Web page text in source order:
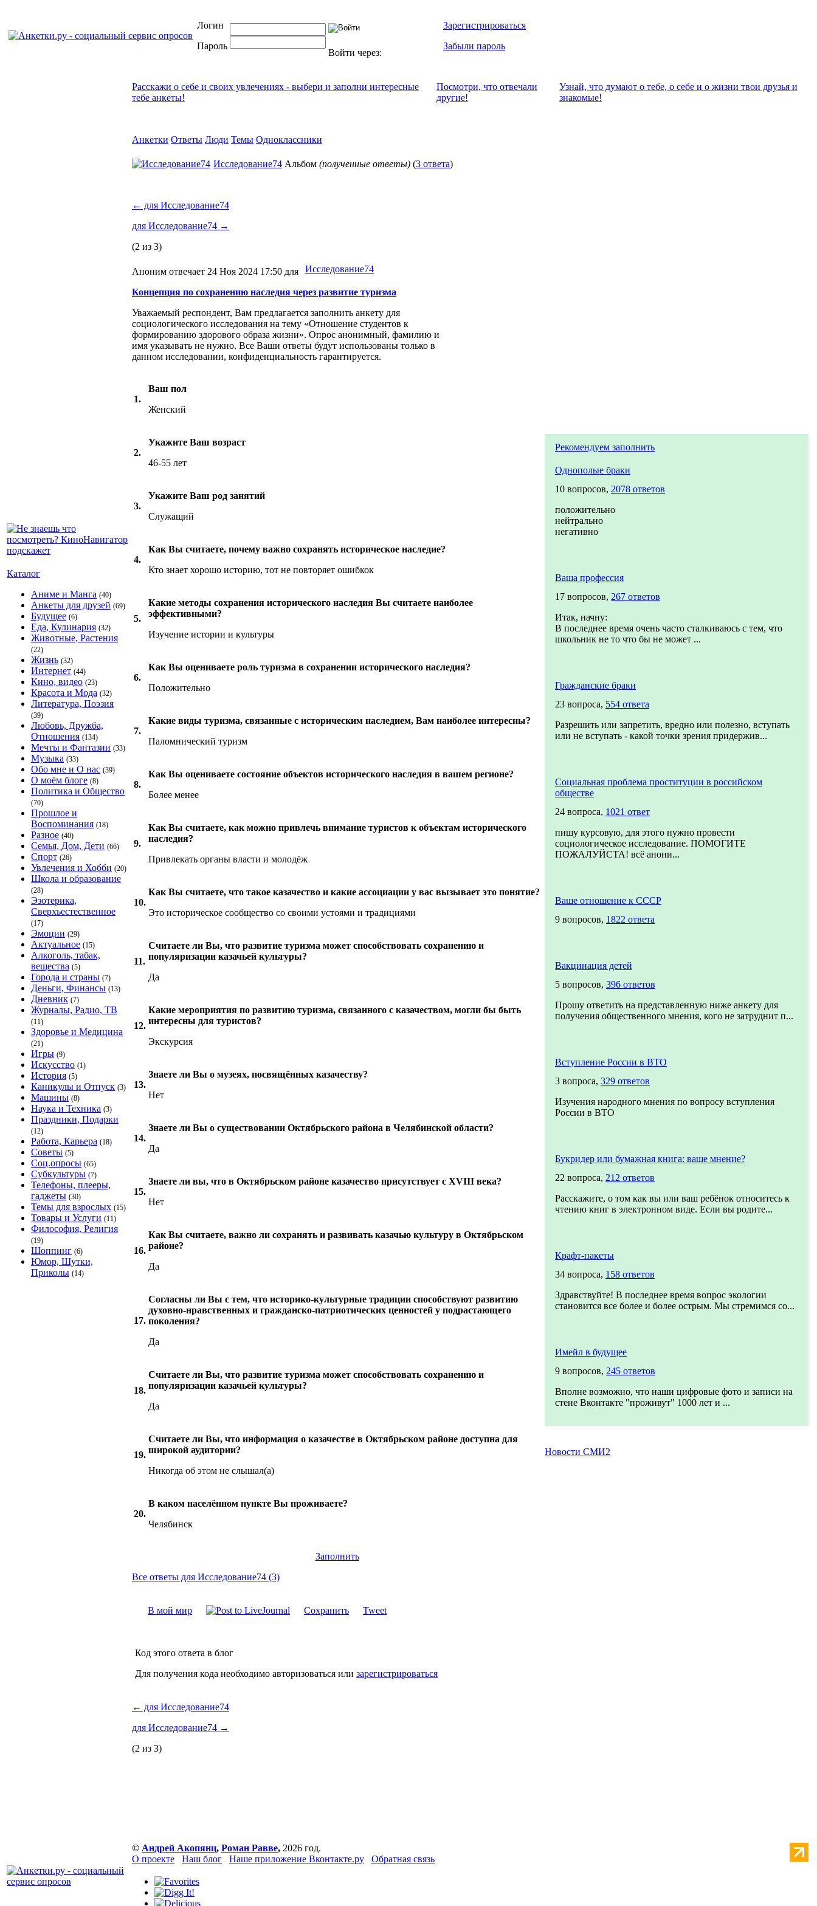
Логин
Пароль
Войти через:
Зарегистрироваться
Забыли пароль
Каталог
Аниме и Манга (40)
Анкеты для друзей (69)
Будущее (6)
Еда, Кулинария (32)
Животные, Растения
(22)
Жизнь (32)
Интернет (44)
Кино, видео (23)
Красота и Мода (32)
Литература, Поэзия
(39)
Любовь, Дружба,
Отношения (134)
Мечты и Фантазии (33)
Музыка (33)
Обо мне и О нас (39)
О моём блоге (8)
Политика и Общество
(70)
Прошлое и
Воспоминания (18)
Разное (40)
Семья, Дом, Дети (66)
Спорт (26)
Увлечения и Хобби (20)
Школа и образование
(28)
Эзотерика,
Сверхъестественное
(17)
Эмоции (29)
Актуальное (15)
Алкоголь, табак,
вещества (5)
Города и страны (7)
Деньги, Финансы (13)
Дневник (7)
Журналы, Радио, ТВ
(11)
Здоровье и Медицина
(21)
Игры (9)
Искусство (1)
История (5)
Каникулы и Отпуск (3)
Машины (8)
Наука и Техника (3)
Праздники, Подарки
(12)
Работа, Карьера (18)
Советы (5)
Соц.опросы (65)
Субкультуры (7)
Телефоны, плееры,
гаджеты (30)
Темы для взрослых (15)
Товары и Услуги (11)
Философия, Религия
(19)
Шоппинг (6)
Юмор, Шутки,
Приколы (14)
Расскажи о себе и своих увлечениях - выбери и заполни интересные
тебе анкеты!
Посмотри, что отвeчали
другие!
Узнай, что думают о тебе, о себе и о жизни твои друзья и
знакомые!
Анкетки Ответы Люди Темы Одноклассники
Исследование74 Альбом (полученные ответы) (3 ответа)
← для Исследование74
для Исследование74 →
(2 из 3)
Аноним отвечает 24 Ноя 2024 17:50 для Исследование74
Концепция по сохранению наследия через развитие туризма
Уважаемый респондент, Вам предлагается заполнить анкету для
социологического исследования на тему «Отношение студентов к
формированию здорового образа жизни». Опрос анонимный, фамилию и
имя указывать не нужно. Все Ваши ответы будут использованы только в
данном исследовании, конфиденциальность гарантируется.
1.
Ваш пол
Женский
2.
Укажите Ваш возраст
46-55 лет
3.
Укажите Ваш род занятий
Служащий
4.
Как Вы считаете, почему важно сохранять историческое наследие?
Кто знает хорошо историю, тот не повторяет ошибкок
5.
Какие методы сохранения исторического наследия Вы считаете наиболее
эффективными?
Изучение истории и культуры
6.
Как Вы оцениваете роль туризма в сохранении исторического наследия?
Положительно
7.
Какие виды туризма, связанные с историческим наследием, Вам наиболее интересны?
Паломнический туризм
8.
Как Вы оцениваете состояние объектов исторического наследия в вашем регионе?
Более менее
9.
Как Вы считаете, как можно привлечь внимание туристов к объектам исторического
наследия?
Привлекать органы власти и молодёж
10.
Как Вы считаете, что такое казачество и какие ассоциации у вас вызывает это понятие?
Это историческое сообщество со своими устоями и традициями
11.
Считаете ли Вы, что развитие туризма может способствовать сохранению и
популяризации казачьей культуры?
Да
12.
Какие мероприятия по развитию туризма, связанного с казачеством, могли бы быть
интересны для туристов?
Экскурсия
13.
Знаете ли Вы о музеях, посвящённых казачеству?
Нет
14.
Знаете ли Вы о существовании Октябрьского района в Челябинской области?
Да
15.
Знаете ли вы, что в Октябрьском районе казачество присутствует с XVIII века?
Нет
16.
Как Вы считаете, важно ли сохранять и развивать казачью культуру в Октябрьском
районе?
Да
17.
Согласны ли Вы с тем, что историко-культурные традиции способствуют развитию
духовно-нравственных и гражданско-патриотических ценностей у подрастающего
поколения?
Да
18.
Считаете ли Вы, что развитие туризма может способствовать сохранению и
популяризации казачьей культуры?
Да
19.
Считаете ли Вы, что информация о казачестве в Октябрьском районе доступна для
широкой аудитории?
Никогда об этом не слышал(а)
20.
В каком населённом пункте Вы проживаете?
Челябинск
Заполнить
Все ответы для Исследование74 (3)
В мой мир Сохранить Tweet
Код этого ответа в блог
Для получения кода необходимо авторизоваться или зарегистрироваться
← для Исследование74
для Исследование74 →
(2 из 3)
Рекомендуем заполнить
Однополые браки
10 вопросов, 2078 ответов
положительно
нейтрально
негативно
Ваша профессия
17 вопросов, 267 ответов
Итак, начну:
В последнее время очень часто сталкиваюсь с тем, что
школьник не то что бы не может ...
Гражданские браки
23 вопроса, 554 ответа
Разрешить или запретить, вредно или полезно, вступать
или не вступать - какой точки зрения придержив...
Социальная проблема проституции в российском
обществе
24 вопроса, 1021 ответ
пишу курсовую, для этого нужно провести
социологическое исследование. ПОМОГИТЕ
ПОЖАЛУЙСТА! всё анони...
Ваше отношение к СССР
9 вопросов, 1822 ответа
Вакцинация детей
5 вопросов, 396 ответов
Прошу ответить на представленную ниже анкету для
получения общественного мнения, кого не затруднит п...
Вступление России в ВТО
3 вопроса, 329 ответов
Изучения народного мнения по вопросу вступления
России в ВТО
Букридер или бумажная книга: ваше мнение?
22 вопроса, 212 ответов
Расскажите, о том как вы или ваш ребёнок относитесь к
чтению книг в электронном виде. Если вы родите...
Крафт-пакеты
34 вопроса, 158 ответов
Здравствуйте! В последнее время вопрос экологии
становится все более и более острым. Мы стремимся со...
Имейл в будущее
9 вопросов, 245 ответов
Вполне возможно, что наши цифровые фото и записи на
стене Вконтакте "проживут" 1000 лет и ...
Новости СМИ2
© Андрей Акопянц, Роман Равве, 2026 год.
О проекте
Наш блог Наше приложение Вконтакте.ру Обратная связь